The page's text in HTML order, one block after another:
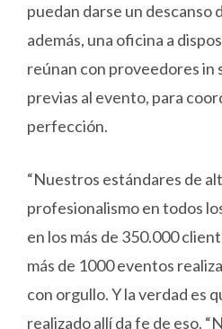
puedan darse un descanso
además, una oficina a
reúnan con proveedores in
previas al evento, para
perfección.
“Nuestros estándares de
profesionalismo en todos
en los más de 350.000
más de 1000 eventos
con orgullo. Y la verdad es
realizado allí da fe de eso.